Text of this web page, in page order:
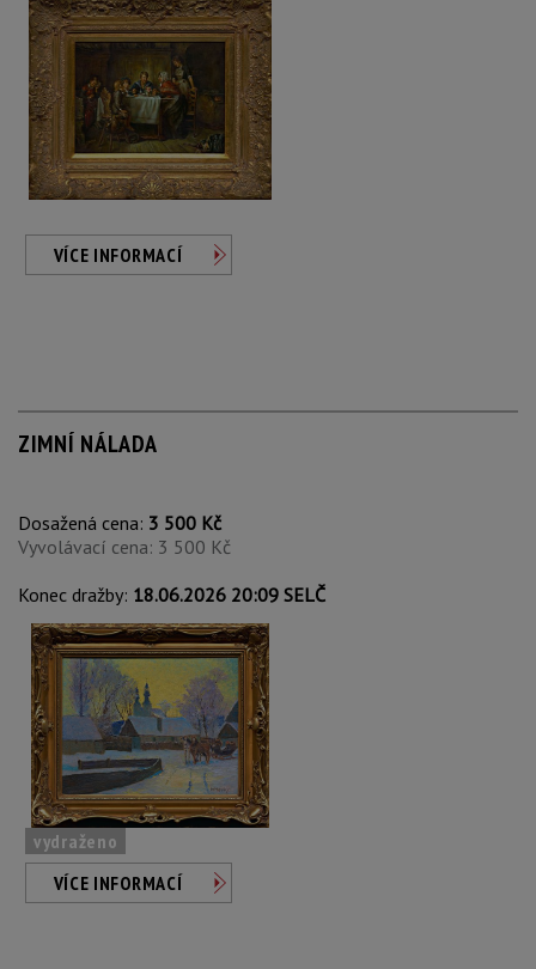
VÍCE INFORMACÍ
ZIMNÍ NÁLADA
Dosažená cena: 3 500 Kč
Vyvolávací cena: 3 500 Kč
Konec dražby: 18.06.2026 20:09 SELČ
vydraženo
VÍCE INFORMACÍ